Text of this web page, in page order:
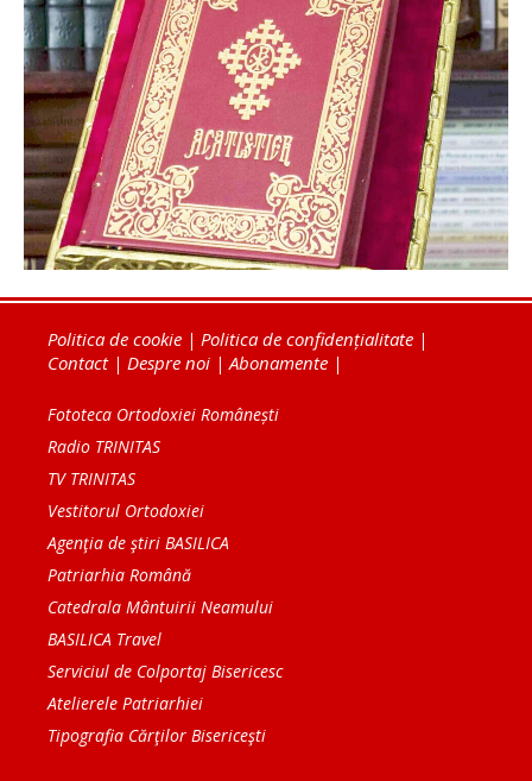
Politica de cookie | Politica de confidențialitate |
Contact| Despre noi | Abonamente |
Fototeca Ortodoxiei Românești
Radio TRINITAS
TV TRINITAS
Vestitorul Ortodoxiei
Agenţia de ştiri BASILICA
Patriarhia Română
Catedrala Mântuirii Neamului
BASILICA Travel
Serviciul de Colportaj Bisericesc
Atelierele Patriarhiei
Tipografia Cărţilor Bisericeşti